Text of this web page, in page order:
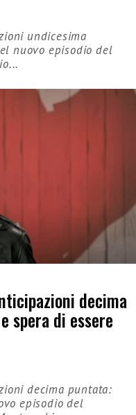
undicesima
nuovo episodio del
decima
spera di essere
decima puntata:
episodio del